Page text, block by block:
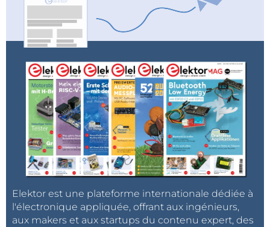
Elektor est une plateforme internationale dédiée à
l'électronique appliquée, offrant aux ingénieurs,
aux makers et aux startups du contenu expert, des